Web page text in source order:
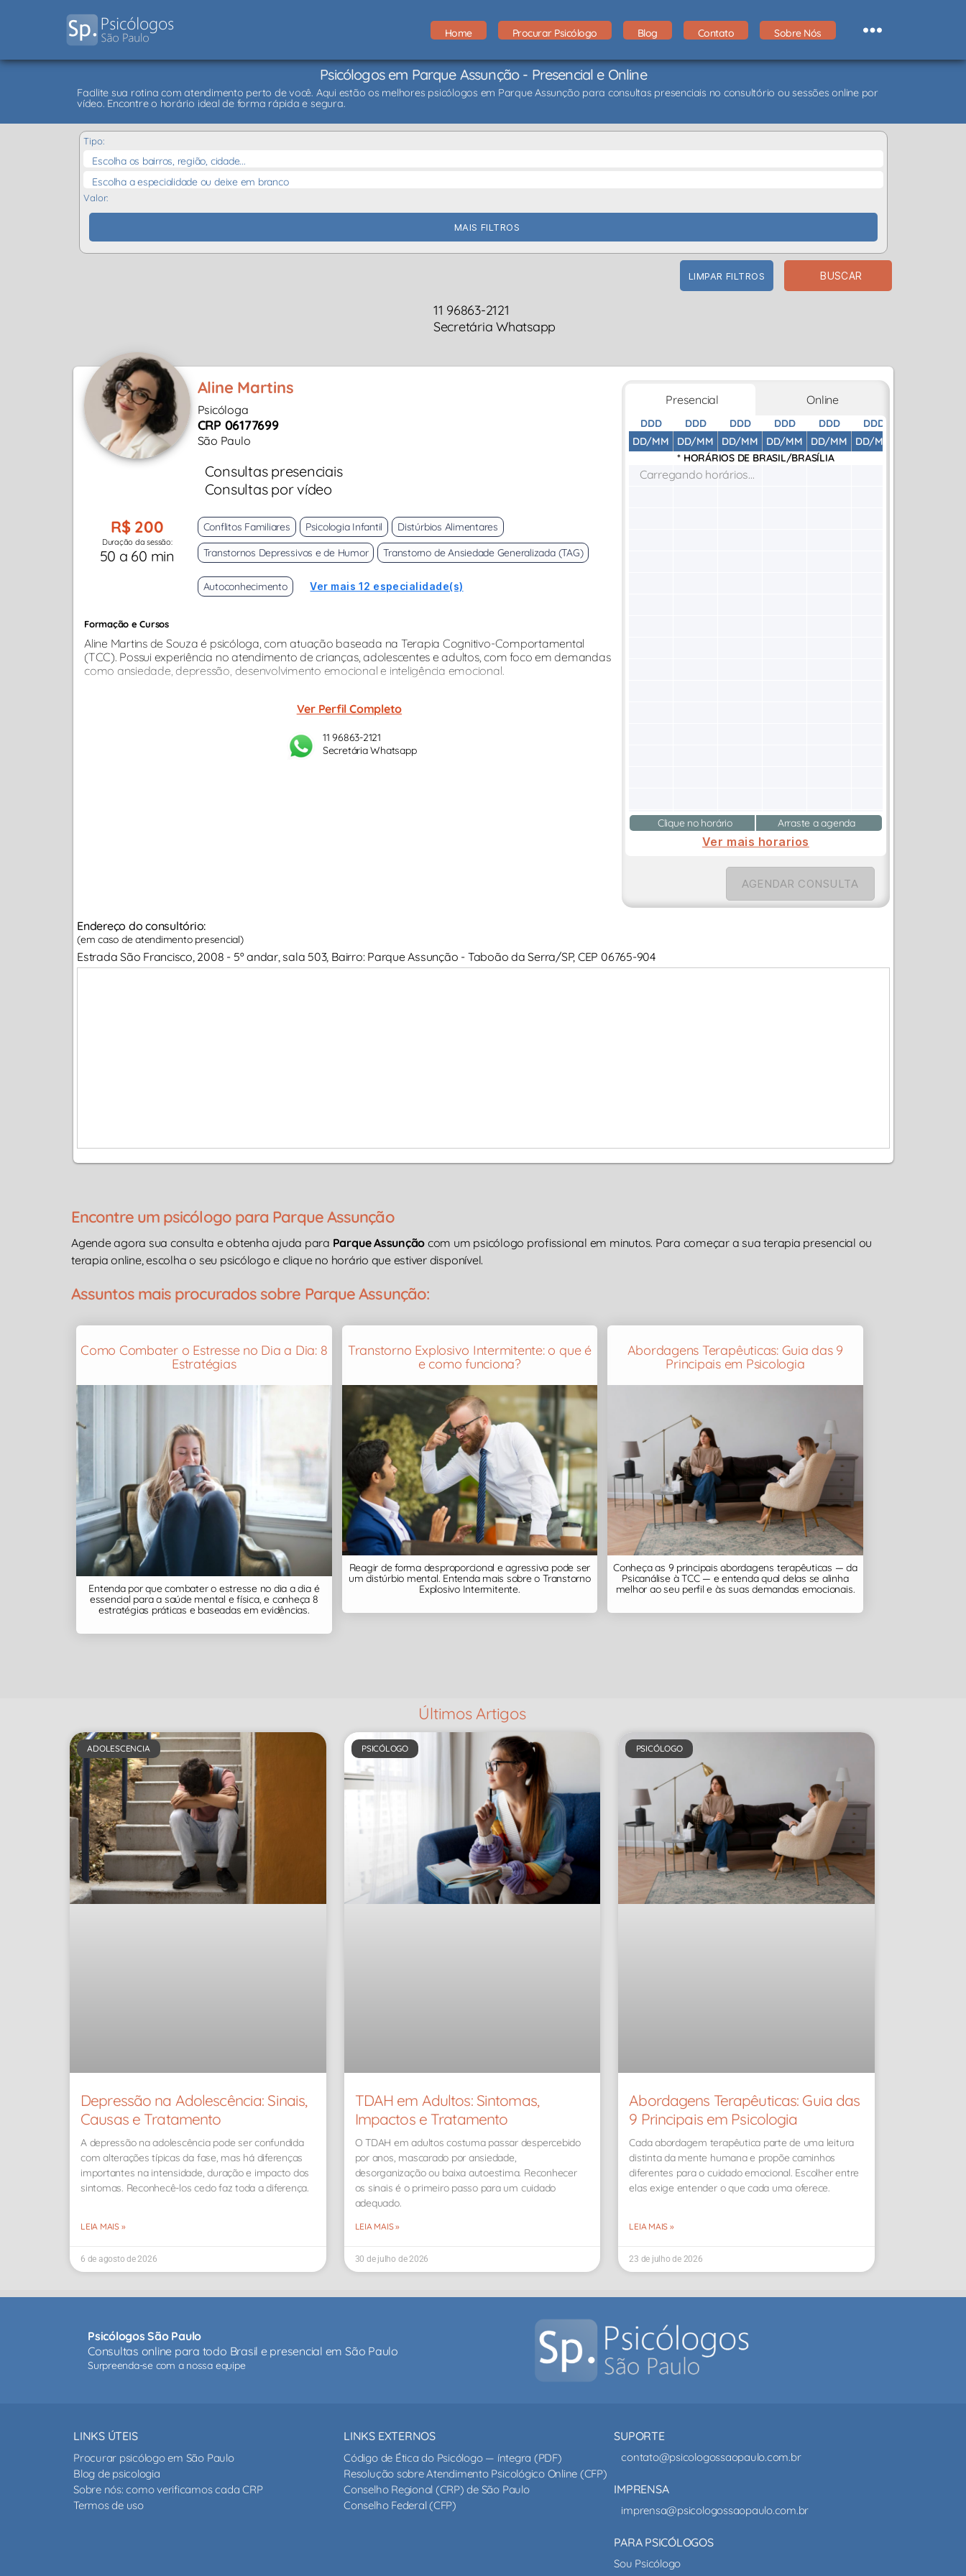
Home Procurar Psicólogo Blog Contato Sobre Nós
Psicólogos em Parque Assunção - Presencial e Online
Facilite sua rotina com atendimento perto de você. Aqui estão os melhores psicólogos em Parque Assunção para consultas presenciais no consultório ou sessões online por
vídeo. Encontre o horário ideal de forma rápida e segura.
Tipo:
Escolha os bairros, região, cidade...
Escolha a especialidade ou deixe em branco
Valor:
MAIS FILTROS
LIMPAR FILTROS BUSCAR
11 96863-2121
Secretária Whatsapp
Aline Martins
Psicóloga
CRP 06177699
São Paulo
Consultas presenciais
Consultas por vídeo
R$ 200
Duração da sessão:
50 a 60 min
Conflitos Familiares Psicologia Infantil
Distúrbios Alimentares
Transtornos Depressivos e de Humor
Transtorno de Ansiedade Generalizada (TAG)
Autoconhecimento Ver mais 12 especialidade(s)
Formação e Cursos
Aline Martins de Souza é psicóloga, com atuação baseada na Terapia Cognitivo-Comportamental
(TCC). Possui experiência no atendimento de crianças, adolescentes e adultos, com foco em demandas
como ansiedade, depressão, desenvolvimento emocional e inteligência emocional.
Ver Perfil Completo
11 96863-2121
Secretária Whatsapp
Presencial Online
DDD
DD/MM
DDD
DD/MM
DDD
DD/MM
DDD
DD/MM
DDD
DD/MM
DDD
DD/MM
* HORÁRIOS DE BRASIL/BRASÍLIA
Carregando horários...
Clique no horário Arraste a agenda
Ver mais horarios
AGENDAR CONSULTA
Endereço do consultório:
(em caso de atendimento presencial)
Estrada São Francisco, 2008 - 5º andar, sala 503, Bairro: Parque Assunção - Taboão da Serra/SP, CEP 06765-904
Encontre um psicólogo para Parque Assunção
Agende agora sua consulta e obtenha ajuda para Parque Assunção com um psicólogo profissional em minutos. Para começar a sua terapia presencial ou
terapia online, escolha o seu psicólogo e clique no horário que estiver disponível.
Assuntos mais procurados sobre Parque Assunção:
Como Combater o Estresse no Dia a Dia: 8
Estratégias
Entenda por que combater o estresse no dia a dia é
essencial para a saúde mental e física, e conheça 8
estratégias práticas e baseadas em evidências.
Transtorno Explosivo Intermitente: o que é
e como funciona?
Reagir de forma desproporcional e agressiva pode ser
um distúrbio mental. Entenda mais sobre o Transtorno
Explosivo Intermitente.
Abordagens Terapêuticas: Guia das 9
Principais em Psicologia
Conheça as 9 principais abordagens terapêuticas — da
Psicanálise à TCC — e entenda qual delas se alinha
melhor ao seu perfil e às suas demandas emocionais.
Últimos Artigos
ADOLESCENCIA
Depressão na Adolescência: Sinais,
Causas e Tratamento
A depressão na adolescência pode ser confundida
com alterações típicas da fase, mas há diferenças
importantes na intensidade, duração e impacto dos
sintomas. Reconhecê-los cedo faz toda a diferença.
LEIA MAIS »
6 de agosto de 2026
PSICÓLOGO
TDAH em Adultos: Sintomas,
Impactos e Tratamento
O TDAH em adultos costuma passar despercebido
por anos, mascarado por ansiedade,
desorganização ou baixa autoestima. Reconhecer
os sinais é o primeiro passo para um cuidado
adequado.
LEIA MAIS »
30 de julho de 2026
PSICÓLOGO
Abordagens Terapêuticas: Guia das
9 Principais em Psicologia
Cada abordagem terapêutica parte de uma leitura
distinta da mente humana e propõe caminhos
diferentes para o cuidado emocional. Escolher entre
elas exige entender o que cada uma oferece.
LEIA MAIS »
23 de julho de 2026
Psicólogos São Paulo
Consultas online para todo Brasil e presencial em São Paulo
Surpreenda-se com a nossa equipe
LINKS ÚTEIS
Procurar psicólogo em São Paulo
Blog de psicologia
Sobre nós: como verificamos cada CRP
Termos de uso
LINKS EXTERNOS
Código de Ética do Psicólogo — íntegra (PDF)
Resolução sobre Atendimento Psicológico Online (CFP)
Conselho Regional (CRP) de São Paulo
Conselho Federal (CFP)
SUPORTE
contato@psicologossaopaulo.com.br
IMPRENSA
imprensa@psicologossaopaulo.com.br
PARA PSICÓLOGOS
Sou Psicólogo